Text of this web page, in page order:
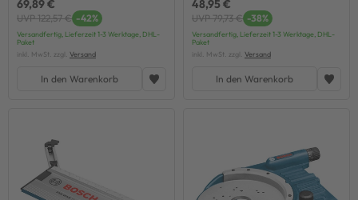
69,89 €
UVP 122,57 € -42%
Versandfertig, Lieferzeit 1-3 Werktage, DHL-
Paket
inkl. MwSt. zzgl. Versand
In den Warenkorb
48,95 €
UVP 79,73 € -38%
Versandfertig, Lieferzeit 1-3 Werktage, DHL-
Paket
inkl. MwSt. zzgl. Versand
In den Warenkorb